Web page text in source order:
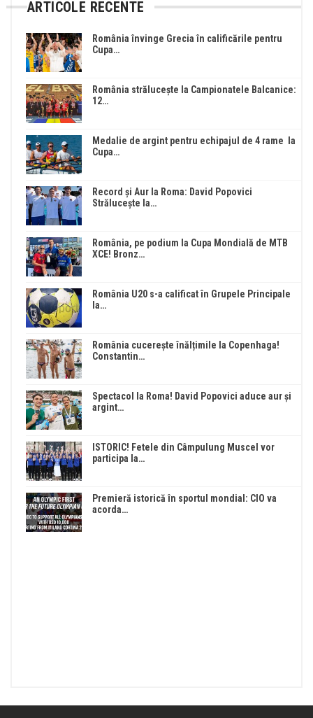
ARTICOLE RECENTE
România învinge Grecia în calificările pentru
Cupa…
România strălucește la Campionatele Balcanice:
12…
Medalie de argint pentru echipajul de 4 rame la
Cupa…
Record și Aur la Roma: David Popovici
Strălucește la…
România, pe podium la Cupa Mondială de MTB
XCE! Bronz…
România U20 s-a calificat în Grupele Principale
la…
România cucerește înălțimile la Copenhaga!
Constantin…
Spectacol la Roma! David Popovici aduce aur și
argint…
ISTORIC! Fetele din Câmpulung Muscel vor
participa la…
Premieră istorică în sportul mondial: CIO va
acorda…